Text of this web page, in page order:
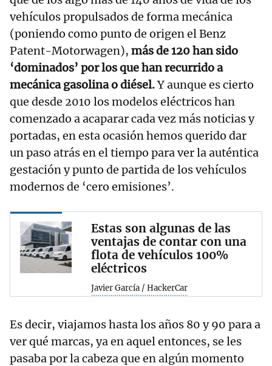
vehículos propulsados de forma mecánica
(poniendo como punto de origen el Benz
Patent-Motorwagen), más de 120 han sido
‘dominados’ por los que han recurrido a
mecánica gasolina o diésel.Y aunque es cierto
que desde 2010 los modelos eléctricos han
comenzado a acaparar cada vez más noticias y
portadas, en esta ocasión hemos querido dar
un paso atrás en el tiempo para ver la auténtica
gestación y punto de partida de los vehículos
modernos de ‘cero emisiones’.
Estas son algunas de las
ventajas de contar con una
flota de vehículos 100%
eléctricos
Javier García / HackerCar
Es decir, viajamos hasta los años 80 y 90 para a
ver qué marcas, ya en aquel entonces, se les
pasaba por la cabeza que en algún momento